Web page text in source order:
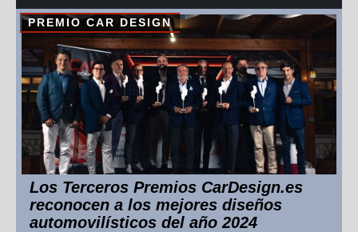
PREMIO CAR DESIGN
Los Terceros Premios CarDesign.es
reconocen a los mejores diseños
automovilísticos del año 2024